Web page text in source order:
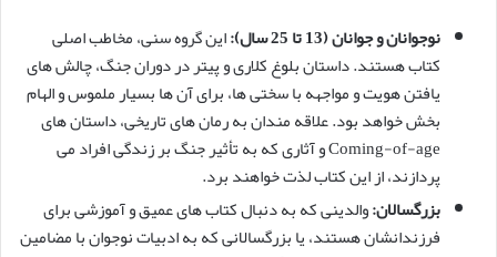
نوجوانان و جوانان (13 تا 25 سال):
این گروه سنی، مخاطب اصلی
کتاب هستند. داستان بلوغ کلاری و پیتر در دوران جنگ، چالش های
یافتن هویت و مواجهه با سختی ها، برای آن ها بسیار ملموس و الهام
بخش خواهد بود. علاقه مندان به رمان های تاریخی، داستان های
Coming-of-age و آثاری که به تأثیر جنگ بر زندگی افراد می
پردازند، از این کتاب لذت خواهند برد.
بزرگسالان:والدینی که به دنبال کتاب های عمیق و آموزشی برای
فرزندانشان هستند، یا بزرگسالانی که به ادبیات نوجوان با مضامین